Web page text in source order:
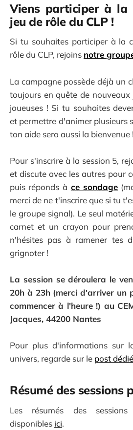
Viens participer à la
jeu de rôle du CLP !
Si tu souhaites participer à la
rôle du CLP, rejoins notre
La campagne possède déjà un
toujours en quête de nouveaux
joueuses ! Si tu souhaites
et permettre d'animer plusieurs
ton aide sera aussi la bienvenue !
Pour s'inscrire à la session 5,
et discute avec les autres pour
puis réponds à ce sondage
merci de ne t'inscrire que si tu
le groupe signal). Le seul
carnet et un crayon pour
n'hésites pas à ramener tes
grignoter !
La session se déroulera le
20h à 23h (merci d'arriver un
commencer à l'heure !) au
Jacques, 44200 Nantes
Pour plus d'informations sur
univers, regarde sur le post
Résumé des sessions
Les résumés des sessions
disponibles ici.